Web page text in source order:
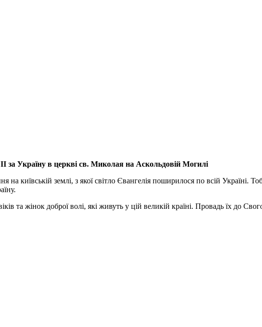
за Україну в церкві св. Миколая на Аскольдовій Могилі
київській землі, з якої світло Євангелія поширилося по всій Україні.
жінок доброї волі, які живуть у цій великій країні. Провадь їх до